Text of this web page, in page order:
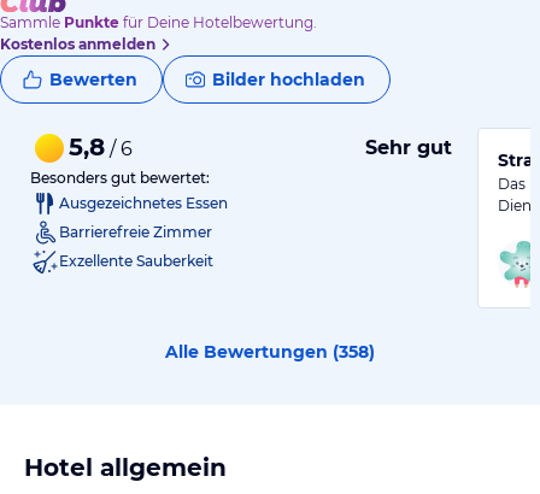
Sammle Punkte für Deine Hotelbewertung.
Kostenlos anmelden
Bewerten Bilder hochladen
5,8 / 6 Sehr gut
Besonders gut bewertet:
Ausgezeichnetes Essen
Barrierefreie Zimmer
Exzellente Sauberkeit
Das
Alle Bewertungen (358)
Hotel allgemein